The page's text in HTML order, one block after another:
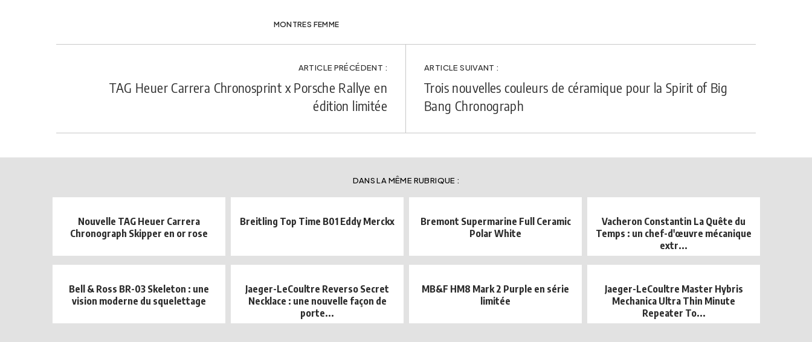
MONTRES FEMME
ARTICLE PRÉCÉDENT :
TAG Heuer Carrera Chronosprint x Porsche Rallye en
édition limitée
ARTICLE SUIVANT :
Trois nouvelles couleurs de céramique pour la Spirit of Big
Bang Chronograph
DANS LA MÊME RUBRIQUE :
Nouvelle TAG Heuer Carrera
Chronograph Skipper en or rose
Breitling Top Time B01 Eddy Merckx
Bremont Supermarine Full Ceramic
Polar White
Vacheron Constantin La Quête du
Temps : un chef-d'œuvre mécanique
extr...
Bell & Ross BR-03 Skeleton : une
vision moderne du squelettage
Jaeger-LeCoultre Reverso Secret
Necklace : une nouvelle façon de
porte...
MB&F HM8 Mark 2 Purple en série
limitée
Jaeger-LeCoultre Master Hybris
Mechanica Ultra Thin Minute
Repeater To...